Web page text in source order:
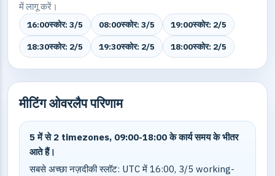
में लागू करें।
16:00स्कोर: 3/5 08:00स्कोर: 3/5 19:00स्कोर: 2/5
18:30स्कोर: 2/5 19:30स्कोर: 2/5 18:00स्कोर: 2/5
मीटिंग ओवरलैप परिणाम
5 में से 2 timezones, 09:00-18:00 के कार्य समय के भीतर
आते हैं।
सबसे अच्छा नज़दीकी स्लॉट: UTC में 16:00, 3/5 working-